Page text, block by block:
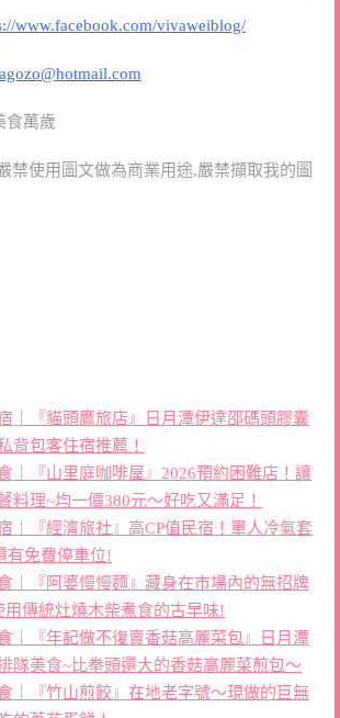
www.facebook.com/vivaweiblog/
食萬歲
禁使用圖文做為商業用途,嚴禁擷取我的圖
｜『貓頭鷹旅店』日月潭伊達邵碼頭膠囊
背包客住宿推薦！
｜『山里庭咖啡屋』2026預約困難店！讓
料理~均一價380元～好吃又滿足！
｜『經濟旅社』高CP值民宿！單人冷氣套
有免費停車位!
｜『阿婆慢慢麵』藏身在市場內的無招牌
用傳統灶燒木柴煮食的古早味!
｜『年記做不復賣香菇高麗菜包』日月潭
隊美食~比拳頭還大的香菇高麗菜煎包～
｜『竹山煎餃』在地老字號～現做的巨無